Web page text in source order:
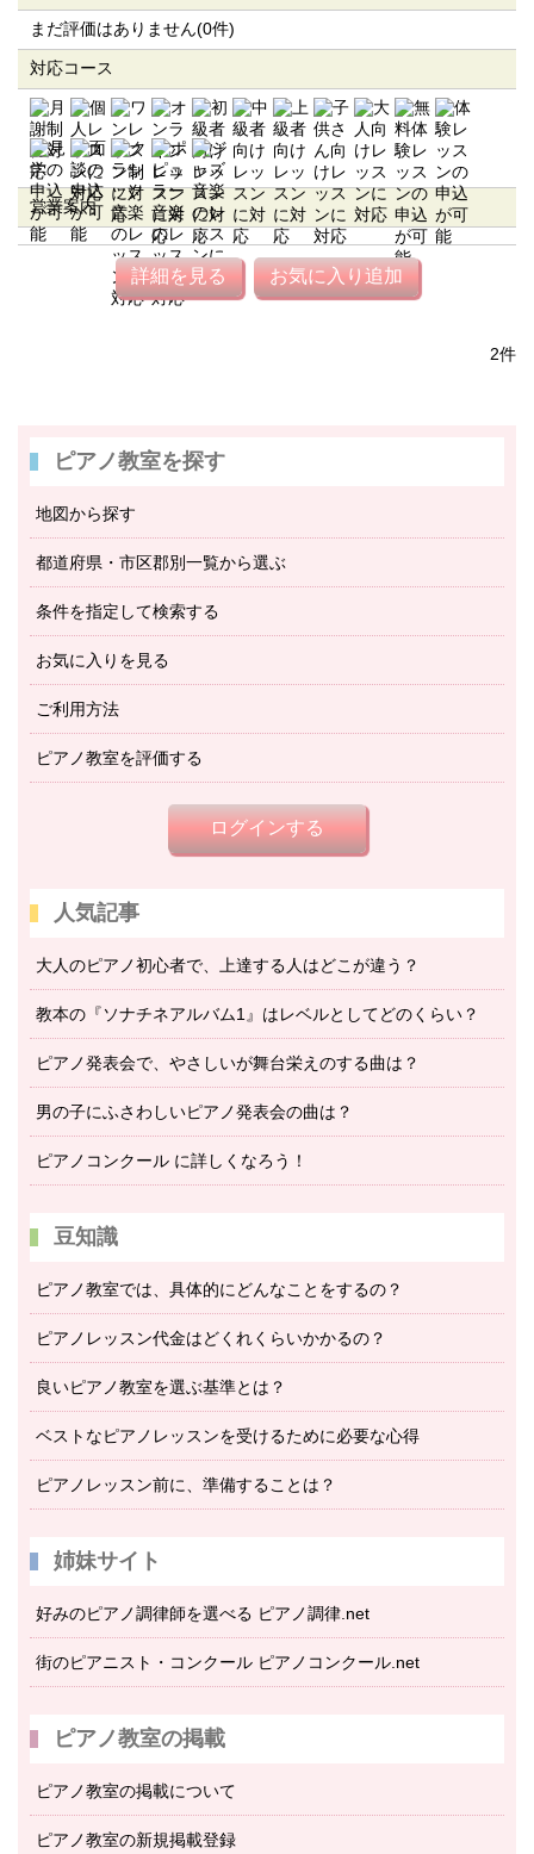
まだ評価はありません(0件)
対応コース
営業案内
詳細を見る お気に入り追加
2件
ピアノ教室を探す
地図から探す
都道府県・市区郡別一覧から選ぶ
条件を指定して検索する
お気に入りを見る
ご利用方法
ピアノ教室を評価する
ログインする
人気記事
大人のピアノ初心者で、上達する人はどこが違う？
教本の『ソナチネアルバム1』はレベルとしてどのくらい？
ピアノ発表会で、やさしいが舞台栄えのする曲は？
男の子にふさわしいピアノ発表会の曲は？
ピアノコンクール に詳しくなろう！
豆知識
ピアノ教室では、具体的にどんなことをするの？
ピアノレッスン代金はどくれくらいかかるの？
良いピアノ教室を選ぶ基準とは？
ベストなピアノレッスンを受けるために必要な心得
ピアノレッスン前に、準備することは？
姉妹サイト
好みのピアノ調律師を選べる ピアノ調律.net
街のピアニスト・コンクール ピアノコンクール.net
ピアノ教室の掲載
ピアノ教室の掲載について
ピアノ教室の新規掲載登録